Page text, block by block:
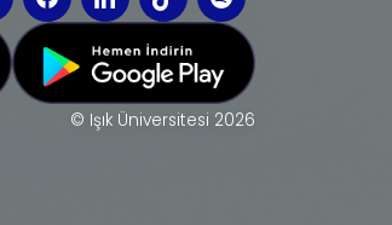
© Işık Üniversitesi 2026